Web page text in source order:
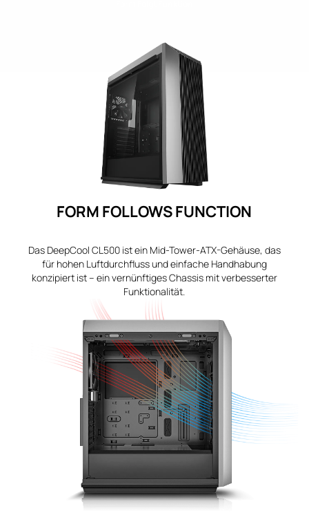
FORM FOLLOWS FUNCTION
Das DeepCool CL500 ist ein Mid-Tower-ATX-Gehäuse, das
für hohen Luftdurchfluss und einfache Handhabung
konzipiert ist – ein vernünftiges Chassis mit verbesserter
Funktionalität.